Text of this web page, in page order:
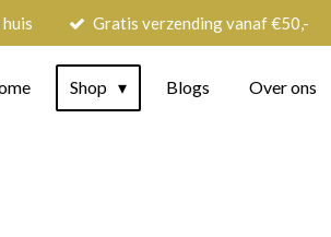
Gratis verzending vanaf €50,-
Shop Blogs Over ons